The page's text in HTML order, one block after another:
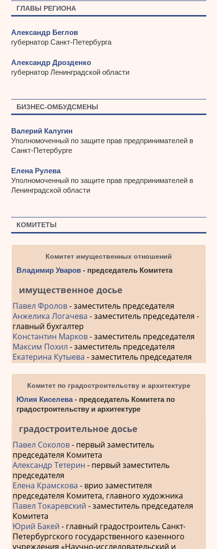
ГЛАВЫ РЕГИОНА
Александр Беглов
губернатор Санкт-Петербурга
Александр Дрозденко
губернатор Ленинградской области
БИЗНЕС-ОМБУДСМЕНЫ
Валерий Калугин
Уполномоченный по защите прав предпринимателей в
Санкт-Петербурге
Елена Рулева
Уполномоченный по защите прав предпринимателей в
Ленинградской области
КОМИТЕТЫ
Комитет имущественных отношений
Владимир Уваров- председатель Комитета
имущественное досье
Павел Фролов- заместитель председателя
Анжелика Логачева - заместитель председателя -
главный бухгалтер
Константин Марков- заместитель председателя
Максим Похил - заместитель председателя
Екатерина Кутыева - заместитель председателя
Комитет по градостроительству и архитектуре
Юлия Киселева- председатель Комитета по
градостроительству и архитектуре
градостроительное досье
Павел Соколов- первый заместитель
председателя Комитета
Александр Тетерин - первый заместитель
председателя
Елена Крамскова - врио заместителя
председателя Комитета, главного художника
Павел Токаревский - заместитель председателя
Комитета
Юрий Бакей - главный градостроитель Санкт-
Петербургского государственного казенного
учреждения «Научно-исследовательский и
ы